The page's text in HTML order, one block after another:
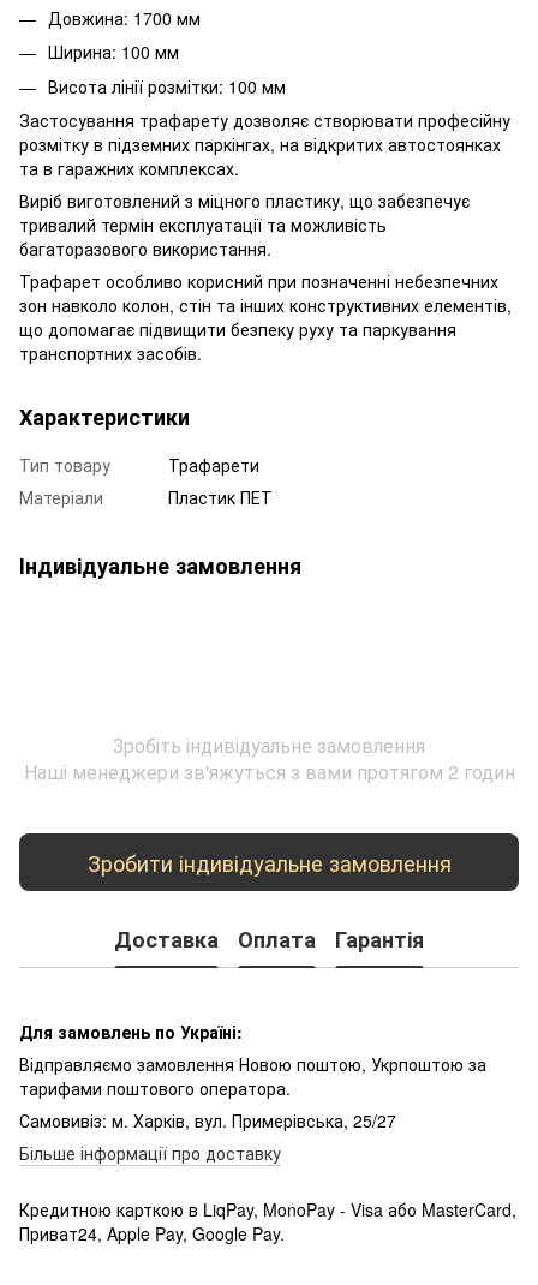
Довжина: 1700 мм
Ширина: 100 мм
Висота лінії розмітки: 100 мм
Застосування трафарету дозволяє створювати професійну
розмітку в підземних паркінгах, на відкритих автостоянках
та в гаражних комплексах.
Виріб виготовлений з міцного пластику, що забезпечує
тривалий термін експлуатації та можливість
багаторазового використання.
Трафарет особливо корисний при позначенні небезпечних
зон навколо колон, стін та інших конструктивних елементів,
що допомагає підвищити безпеку руху та паркування
транспортних засобів.
Характеристики
Тип товару
Трафарети
Матеріали
Пластик ПЕТ
Індивідуальне замовлення
Зробіть індивідуальне замовлення
Наші менеджери зв'яжуться з вами протягом 2 годин
Зробити індивідуальне замовлення
Доставка Оплата Гарантія
Для замовлень по Україні:
Відправляємо замовлення Новою поштою, Укрпоштою за
тарифами поштового оператора.
Самовивіз: м. Харків, вул. Примерівська, 25/27
Більше інформації про доставку
Кредитною карткою в LiqPay, MonoPay - Visa або MasterCard,
Приват24, Apple Pay, Google Pay.